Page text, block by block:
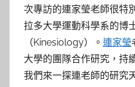
服
務
部
次專訪的連家瑩老師很特
拉多大學運動科學系的博
（Kinesiology）。 連家瑩
大學的團隊合作研究，持
我們來一探連老師的研究